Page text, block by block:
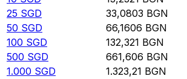
25 SGD 33,0803 BGN
50 SGD 66,1606 BGN
100 SGD 132,321 BGN
500 SGD 661,606 BGN
1.000 SGD 1.323,21 BGN